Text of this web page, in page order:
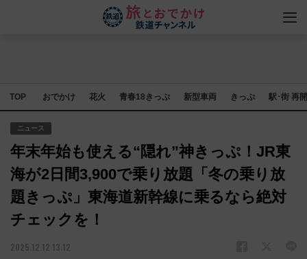
TOP おでかけ 花火 青春18きっぷ 新型車両 きっぷ 駅･街 再
ニュース
年末年始も使える“隠れ”神きっぷ！JR東
海が2日間3,900で乗り放題「冬の乗り放
題きっぷ」東海道新幹線に乗るなら絶対
チェックを！
2025.12.12 13:12